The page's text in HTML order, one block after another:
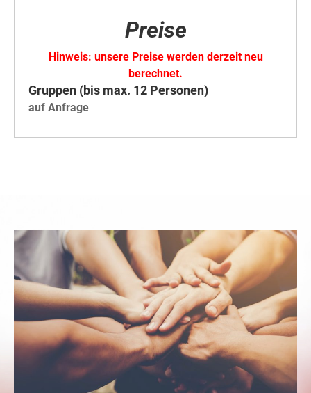
Preise
Hinweis: unsere Preise werden derzeit neu
berechnet.
Gruppen (bis max. 12 Personen)
auf Anfrage